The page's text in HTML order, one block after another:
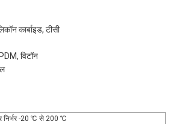
कार्बाइड, टीसी
विटॉन
निर्भर -20 ℃ से 200 ℃